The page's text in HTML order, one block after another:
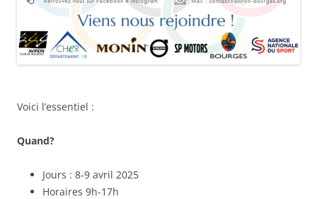
Voici l’essentiel :
Quand?
Jours : 8-9 avril 2025
Horaires 9h-17h